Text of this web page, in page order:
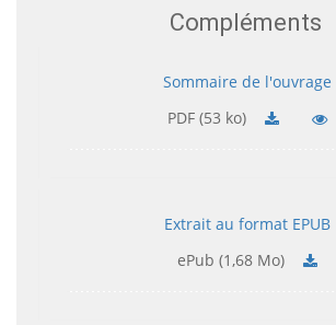
Compléments
Sommaire de l'ouvrage
PDF (53 ko)
Extrait au format EPUB
ePub (1,68 Mo)